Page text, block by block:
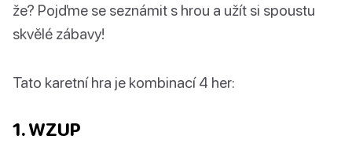
že? Pojďme se seznámit s hrou a užít si spoustu
skvělé zábavy!
Tato karetní hra je kombinací 4 her:
1. WZUP